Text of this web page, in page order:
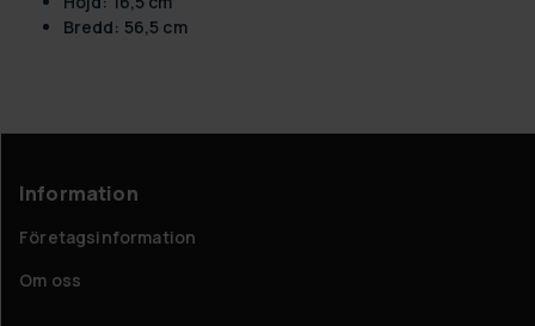
Bredd: 56,5 cm
Information
Företagsinformation
Om oss